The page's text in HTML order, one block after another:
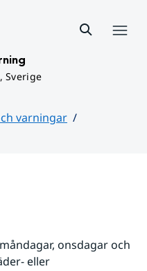
Sverige
varningar
onsdagar och
eller